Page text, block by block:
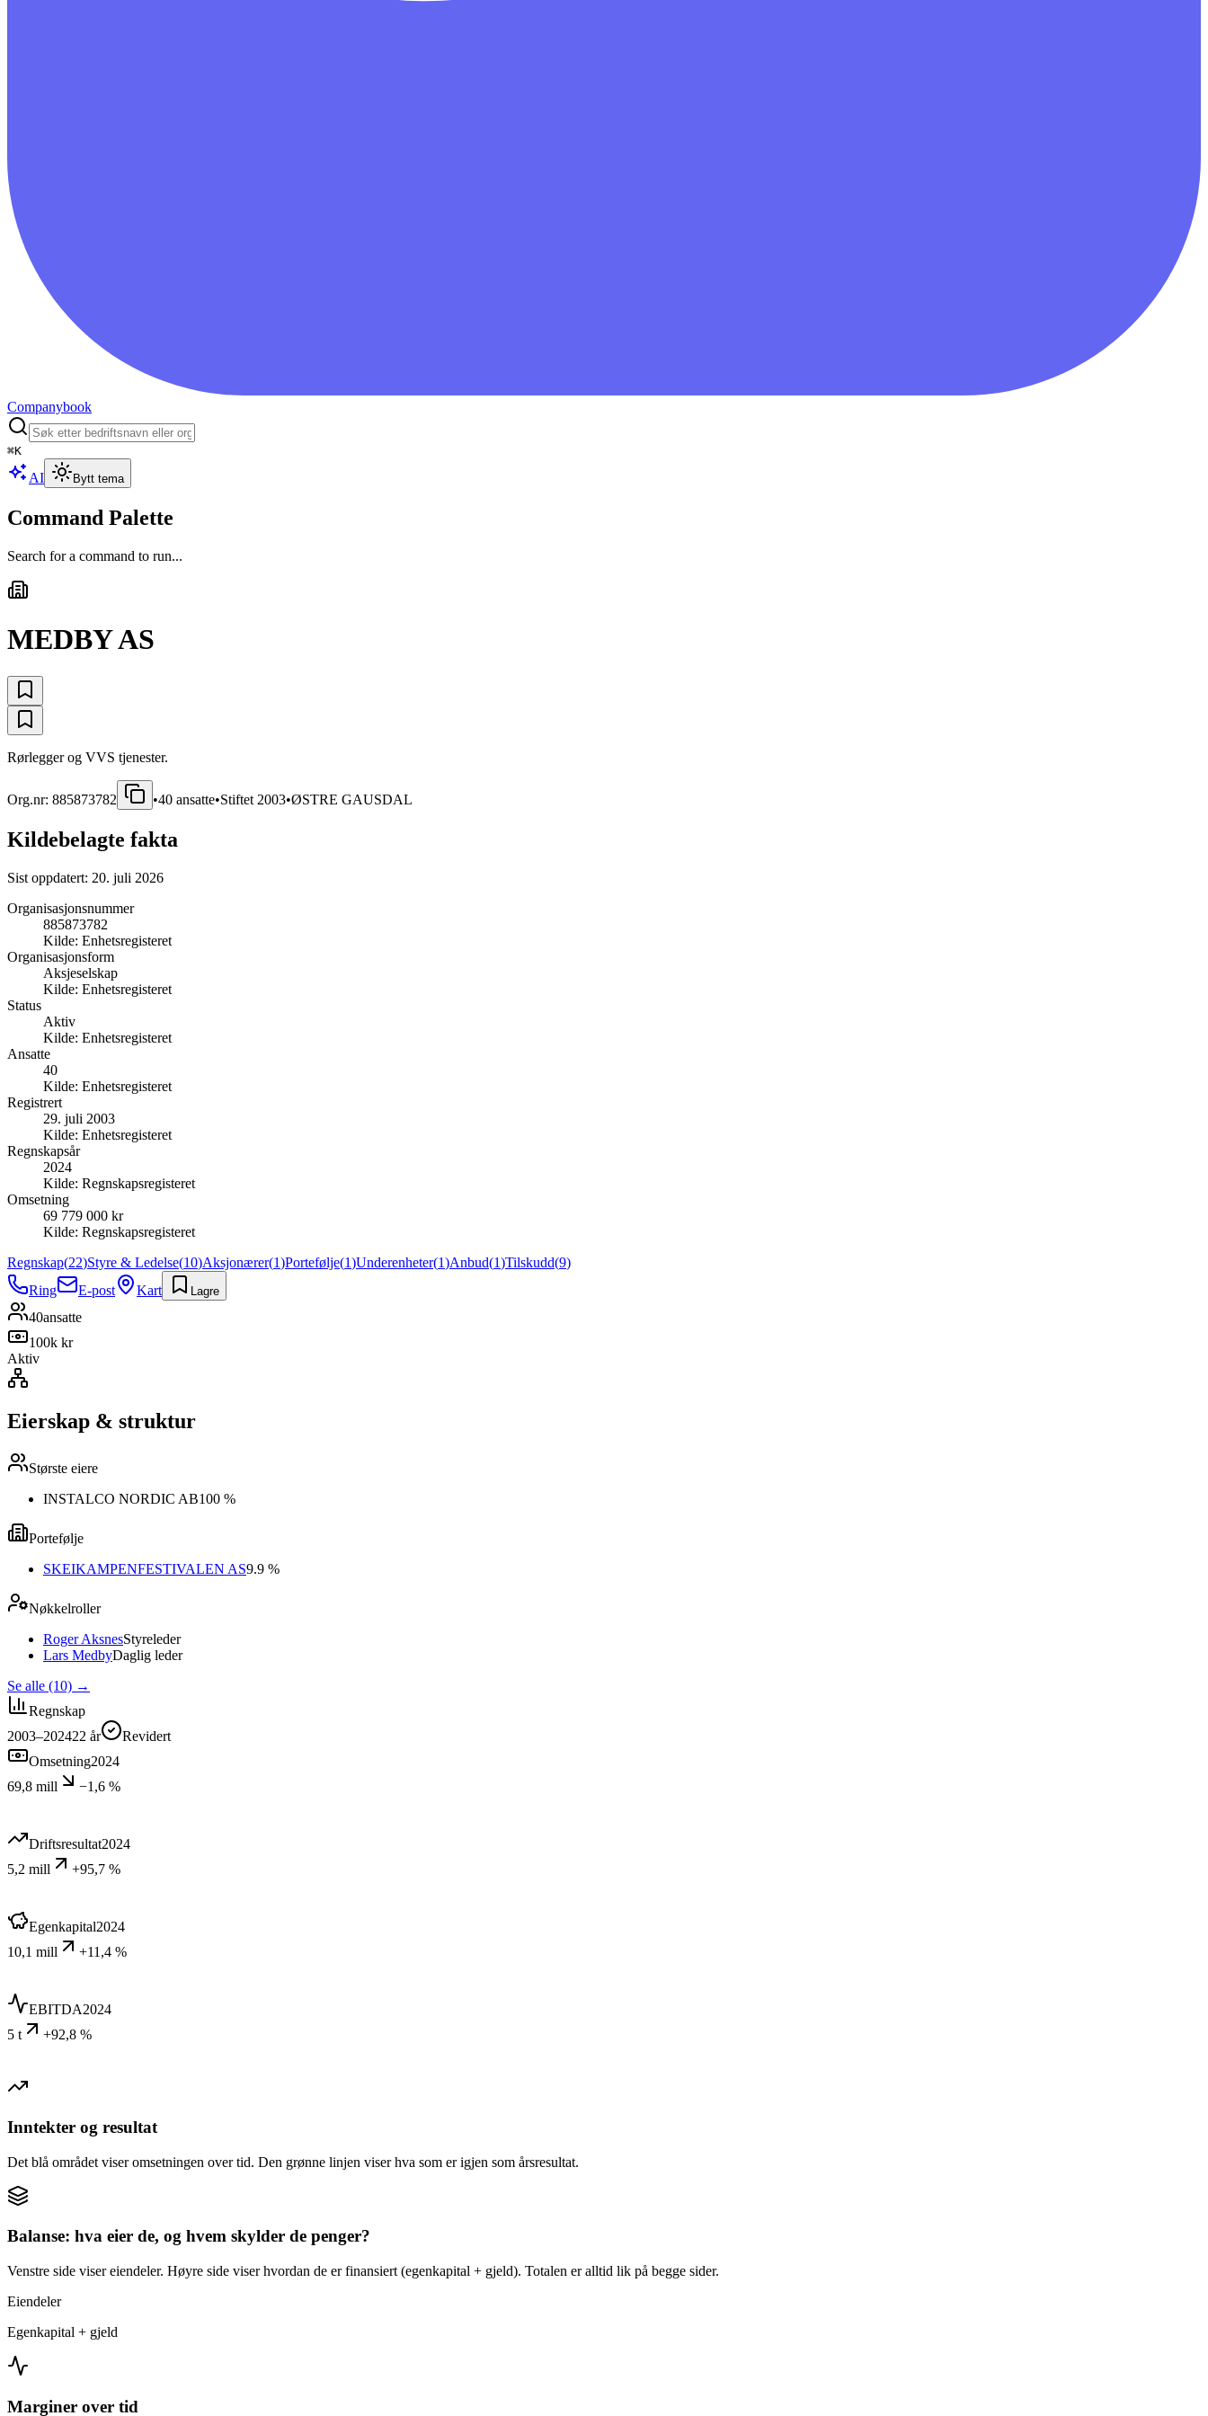
Companybook
⌘K
AI Bytt tema
Command Palette
Search for a command to run...
MEDBY AS
Rørlegger og VVS tjenester.
Org.nr: 885873782 •40 ansatte•Stiftet 2003•ØSTRE GAUSDAL
Kildebelagte fakta
Sist oppdatert: 20. juli 2026
Organisasjonsnummer
885873782
Kilde: Enhetsregisteret
Organisasjonsform
Aksjeselskap
Kilde: Enhetsregisteret
Status
Aktiv
Kilde: Enhetsregisteret
Ansatte
40
Kilde: Enhetsregisteret
Registrert
29. juli 2003
Kilde: Enhetsregisteret
Regnskapsår
2024
Kilde: Regnskapsregisteret
Omsetning
69 779 000 kr
Kilde: Regnskapsregisteret
Regnskap(22)Styre & Ledelse(10)Aksjonærer(1)Portefølje(1)Underenheter(1)Anbud(1)Tilskudd(9)
Ring
E-post Kart Lagre
40ansatte
100k kr
Aktiv
Eierskap & struktur
Største eiere
INSTALCO NORDIC AB100 %
Portefølje
SKEIKAMPENFESTIVALEN AS9.9 %
Nøkkelroller
Roger AksnesStyreleder
Lars MedbyDaglig leder
Se alle (10) →
Regnskap
2003–202422 år
Revidert
Omsetning2024
69,8 mill
−1,6 %
Driftsresultat2024
5,2 mill
+95,7 %
Egenkapital2024
10,1 mill
+11,4 %
EBITDA2024
5 t
+92,8 %
Inntekter og resultat
Det blå området viser omsetningen over tid. Den grønne linjen viser hva som er igjen som årsresultat.
Balanse: hva eier de, og hvem skylder de penger?
Venstre side viser eiendeler. Høyre side viser hvordan de er finansiert (egenkapital + gjeld). Totalen er alltid lik på begge sider.
Eiendeler
Egenkapital + gjeld
Marginer over tid